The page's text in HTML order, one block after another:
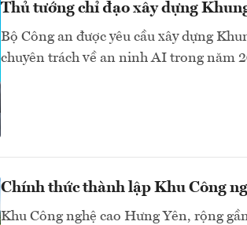
Thủ tướng chỉ đạo xây dựng
Bộ Công an được yêu cầu xây dựng
chuyên trách về an ninh AI trong năm
Chính thức thành lập Khu Công
Khu Công nghệ cao Hưng Yên, rộng